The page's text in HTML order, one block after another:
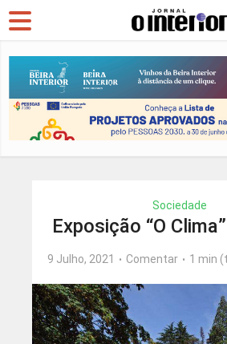
Sociedade
Exposição “O
9 Julho, 2021 Comentar 1 min